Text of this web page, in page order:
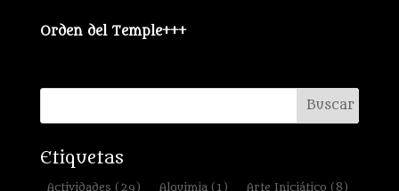
Orden del Temple+++
Etiquetas
Actividades (29) Alquimia (1) Arte Iniciático (8)